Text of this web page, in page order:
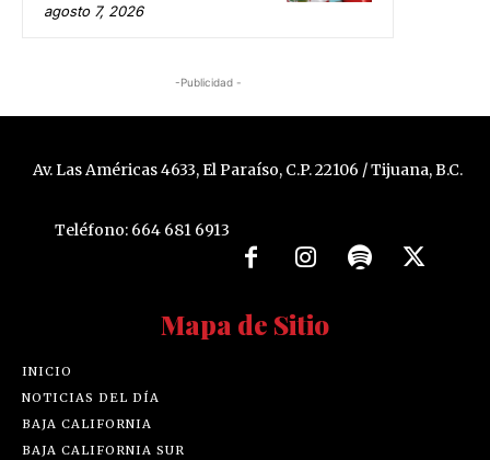
agosto 7, 2026
-Publicidad -
Av. Las Américas 4633, El Paraíso, C.P. 22106 / Tijuana, B.C.
Teléfono: 664 681 6913
Mapa de Sitio
INICIO
NOTICIAS DEL DÍA
BAJA CALIFORNIA
BAJA CALIFORNIA SUR